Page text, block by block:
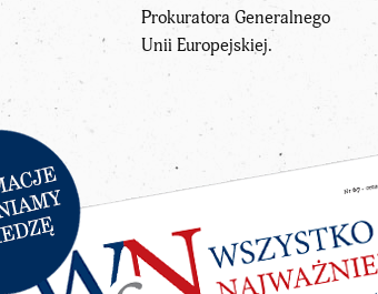
Prokuratora Generalnego
Unii Europejskiej.